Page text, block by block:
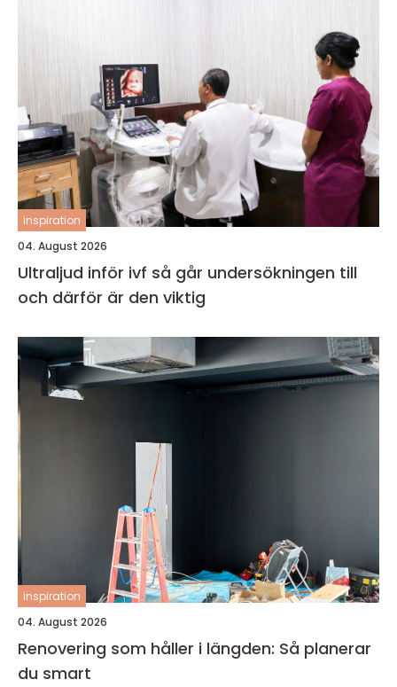
inspiration
04. August 2026
Ultraljud inför ivf så går undersökningen till
och därför är den viktig
inspiration
04. August 2026
Renovering som håller i längden: Så planerar
du smart